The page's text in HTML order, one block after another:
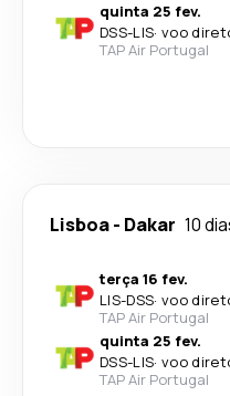
quinta 25 fev.
DSS-LIS· voo
TAP Air Portugal
Lisboa- Dakar 10
terça 16 fev.
LIS-DSS· voo
TAP Air Portugal
quinta 25 fev.
DSS-LIS· voo
TAP Air Portugal